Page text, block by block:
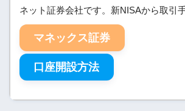
ネット証券会社です。新NISAから取引
マネックス証券
口座開設方法